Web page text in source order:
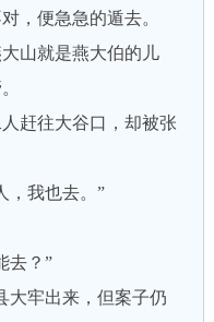
便急急的遁去。
山就是燕大伯的儿
赶往大谷口，却被张
我也去。”
去？”
牢出来，但案子仍